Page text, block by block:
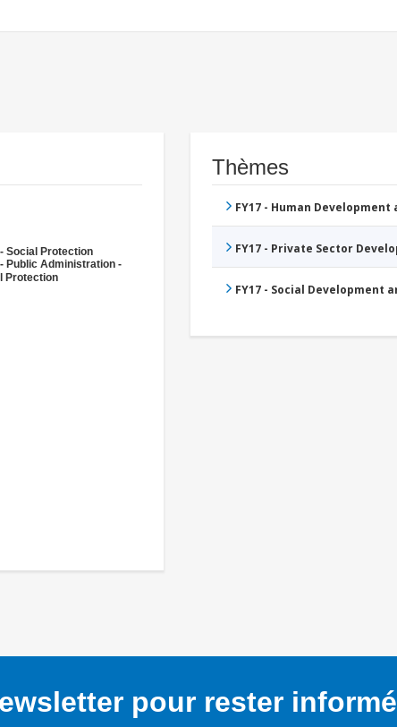
Social Protection
Public Administration -
Protection
Thèmes
FY17 - Human Development
FY17 - Private Sector
FY17 - Social Development
pour rester